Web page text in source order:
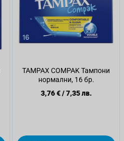
TAMPAX COMPAK Тампони
нормални, 16 бр.
3,76 €/7,35 лв.